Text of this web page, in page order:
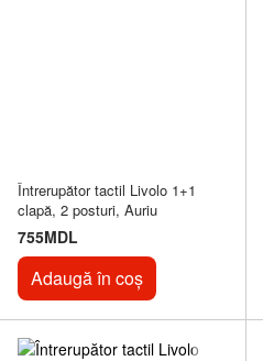
Întrerupător tactil Livolo 1+1
clapă, 2 posturi, Auriu
755MDL
Adaugă în coș